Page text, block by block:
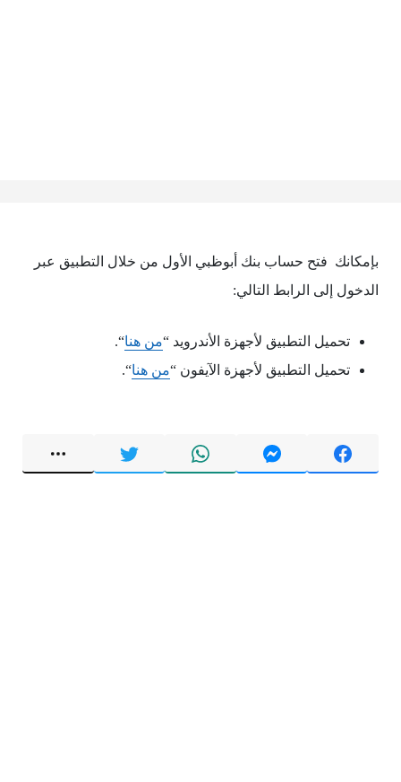
بإمكانك فتح حساب بنك أبوظبي الأول من خلال التطبيق عبر
الدخول إلى الرابط التالي:
تحميل التطبيق لأجهزة الأندرويد “من هنا“.
تحميل التطبيق لأجهزة الآيفون “من هنا“.